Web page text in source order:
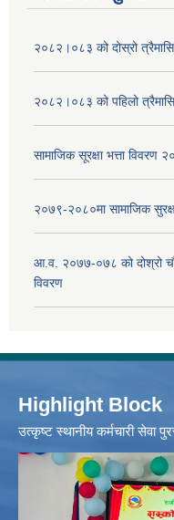
२०८२।०८३ को दोस्रो
२०८२।०८३ को पहिलो
सामाजिक सूरक्षा भत्ता विवरण
२०७९-२०८०मा सामाजिक
आ.व. २०७७-०७८ को दोश्रो
विवरण
Highlight Block
उत्‍कृष्ट स्थानीय कर्मचारी सेवा